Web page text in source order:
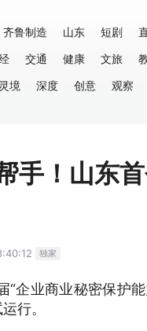
齐鲁制造 山东 短剧
交通 健康 文旅
灵境 深度 创意 观察
手！山东
独家
“企业商业秘密保护
行。